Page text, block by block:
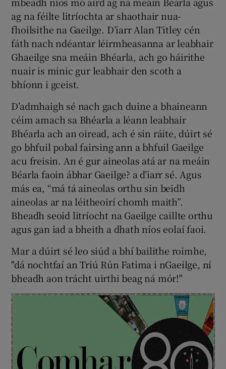
ag na féilte litríochta ar shaothair nua-
fhoilsithe na Gaeilge. D’iarr Alan Titley cén
fáth nach ndéantar léirmheasanna ar leabhair
Ghaeilge sna meáin Bhéarla, ach go háirithe
nuair is minic gur leabhair den scoth a
bhíonn i gceist.
D’admhaigh sé nach gach duine a bhaineann
céim amach sa Bhéarla a léann leabhair
Bhéarla ach an oiread, ach é sin ráite, dúirt sé
go bhfuil pobal fairsing ann a bhfuil Gaeilge
acu freisin. An é gur aineolas atá ar na meáin
Béarla faoin ábhar Gaeilge? a d’iarr sé. Agus
más ea, “má tá aineolas orthu sin beidh
aineolas ar na léitheoirí chomh maith”.
Bheadh seoid litríocht na Gaeilge caillte orthu
agus gan iad a bheith a dhath níos eolaí faoi.
Mar a dúirt sé leo siúd a bhí bailithe roimhe,
"dá nochtfaí an Triú Rún Fatima i nGaeilge, ní
bheadh aon trácht uirthi beag ná mór!"